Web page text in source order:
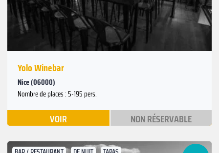
Yolo Winebar
Nice (06000)
Nombre de places : 5-195 pers.
VOIR NON RÉSERVABLE